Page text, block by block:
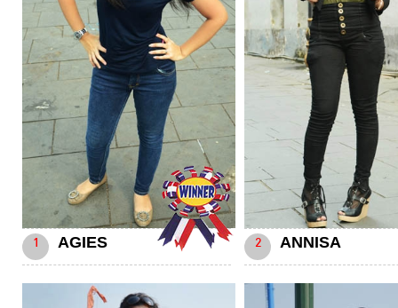
1 AGIES 2 ANNISA